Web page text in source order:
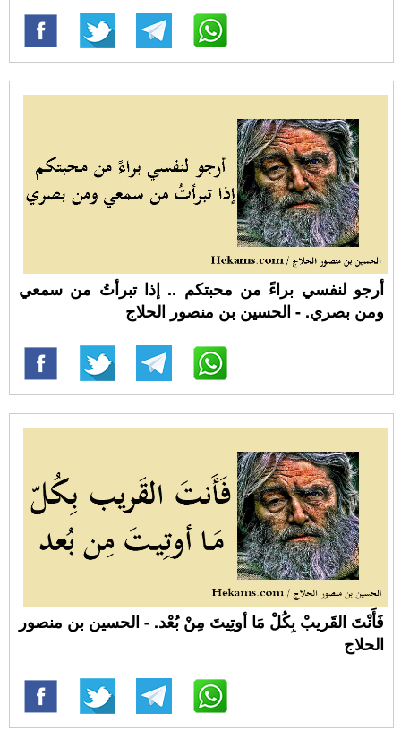
أرجو لنفسي براءً من محبتكم .. إذا تبرأتُ من سمعي
ومن بصري. - الحسين بن منصور الحلاج
فَأَنْتَ القَريبْ بِكُلْ مَا أوتِيتَ مِنْ بُعْد. - الحسين بن منصور
الحلاج